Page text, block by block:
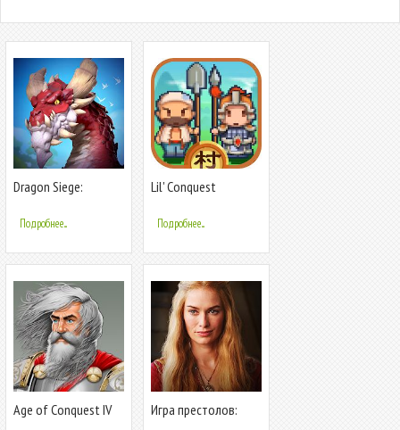
Dragon Siege:
Подробнее...
Lil' Conquest
Подробнее...
Age of Conquest IV
Игра престолов: